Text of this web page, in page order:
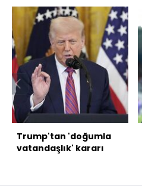
Trump'tan 'doğumla
vatandaşlık' kararı